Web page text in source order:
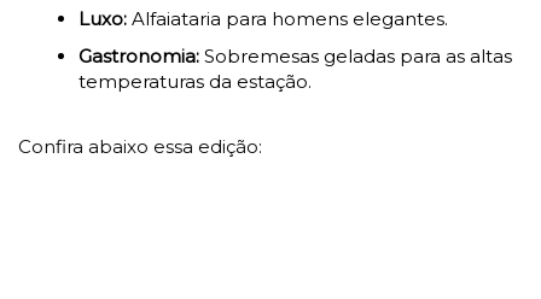
Luxo: Alfaiataria para homens elegantes.
Gastronomia: Sobremesas geladas para as altas
temperaturas da estação.
Confira abaixo essa edição: